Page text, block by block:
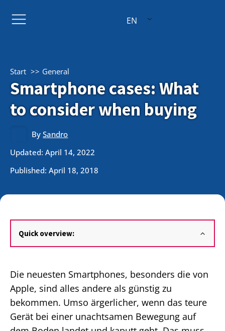
EN
Start General
Smartphone cases: What
to consider when buying
BySandro
Updated: April 14, 2022
Published: April 18, 2018
Quick overview:
Die neuesten Smartphones, besonders die von
Apple, sind alles andere als günstig zu
bekommen. Umso ärgerlicher, wenn das teure
Gerät bei einer unachtsamen Bewegung auf